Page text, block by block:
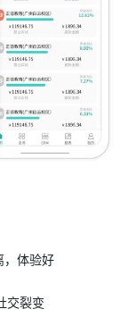
，体验好
交裂变